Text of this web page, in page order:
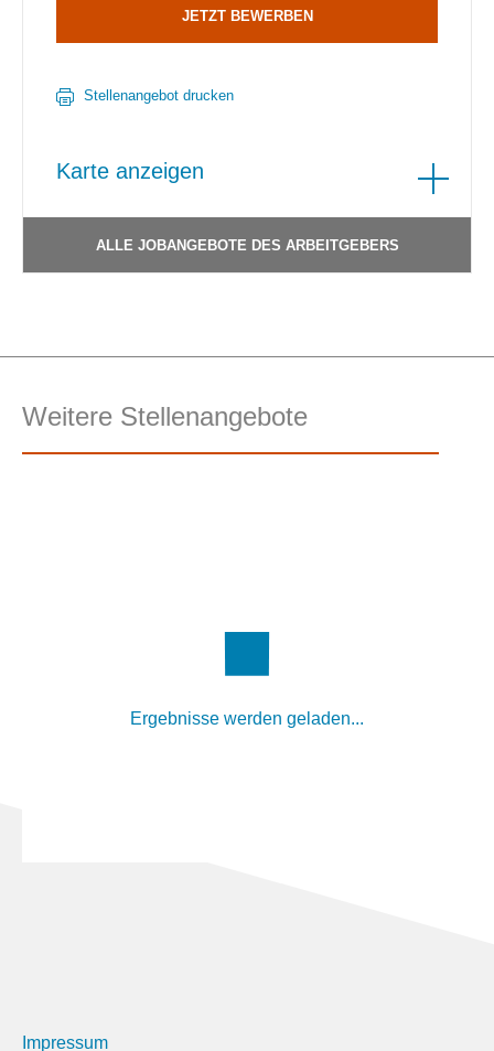
JETZT BEWERBEN
Stellenangebot drucken
Karte anzeigen
ALLE JOBANGEBOTE DES ARBEITGEBERS
Weitere Stellenangebote
Ergebnisse werden geladen...
Impressum